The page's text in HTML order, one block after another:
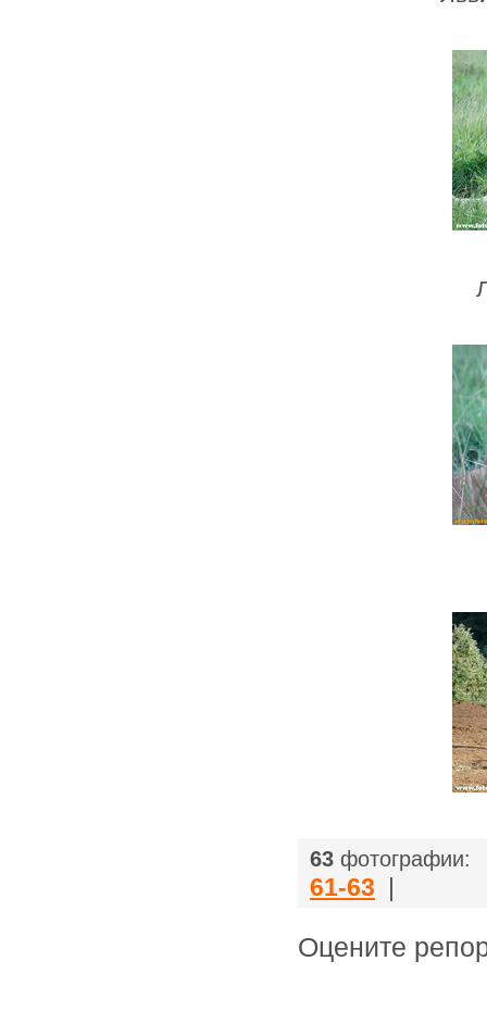
63 фотографии:
61-63 |
Оцените